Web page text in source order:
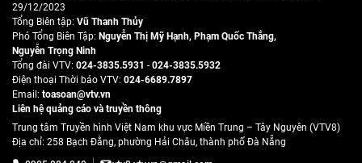
29/12/2023
Tổng Biên tập: Vũ Thanh Thủy
Phó Tổng Biên Tập: Nguyễn Thị Mỹ Hạnh, Phạm Quốc Thắng,
Nguyễn Trọng Ninh
Tổng đài VTV: 024-3835.5931 - 024-3835.5932
Ðiện thoại Thời báo VTV: 024-6689.7897
Email: toasoan@vtv.vn
Liên hệ quảng cáo và truyền thông
Trung tâm Truyền hình Việt Nam khu vực Miền Trung – Tây Nguyên (VTV8)
Địa chỉ: 258 Bạch Đằng, phường Hải Châu, thành phố Đà Nẵng